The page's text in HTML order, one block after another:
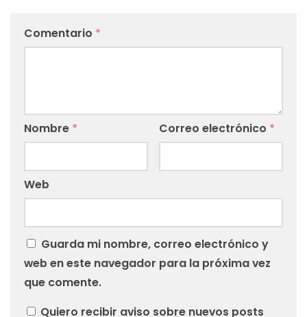
Comentario *
Nombre * Correo electrónico *
Web
Guarda mi nombre, correo electrónico y
web en este navegador para la próxima vez
que comente.
Quiero recibir aviso sobre nuevos posts